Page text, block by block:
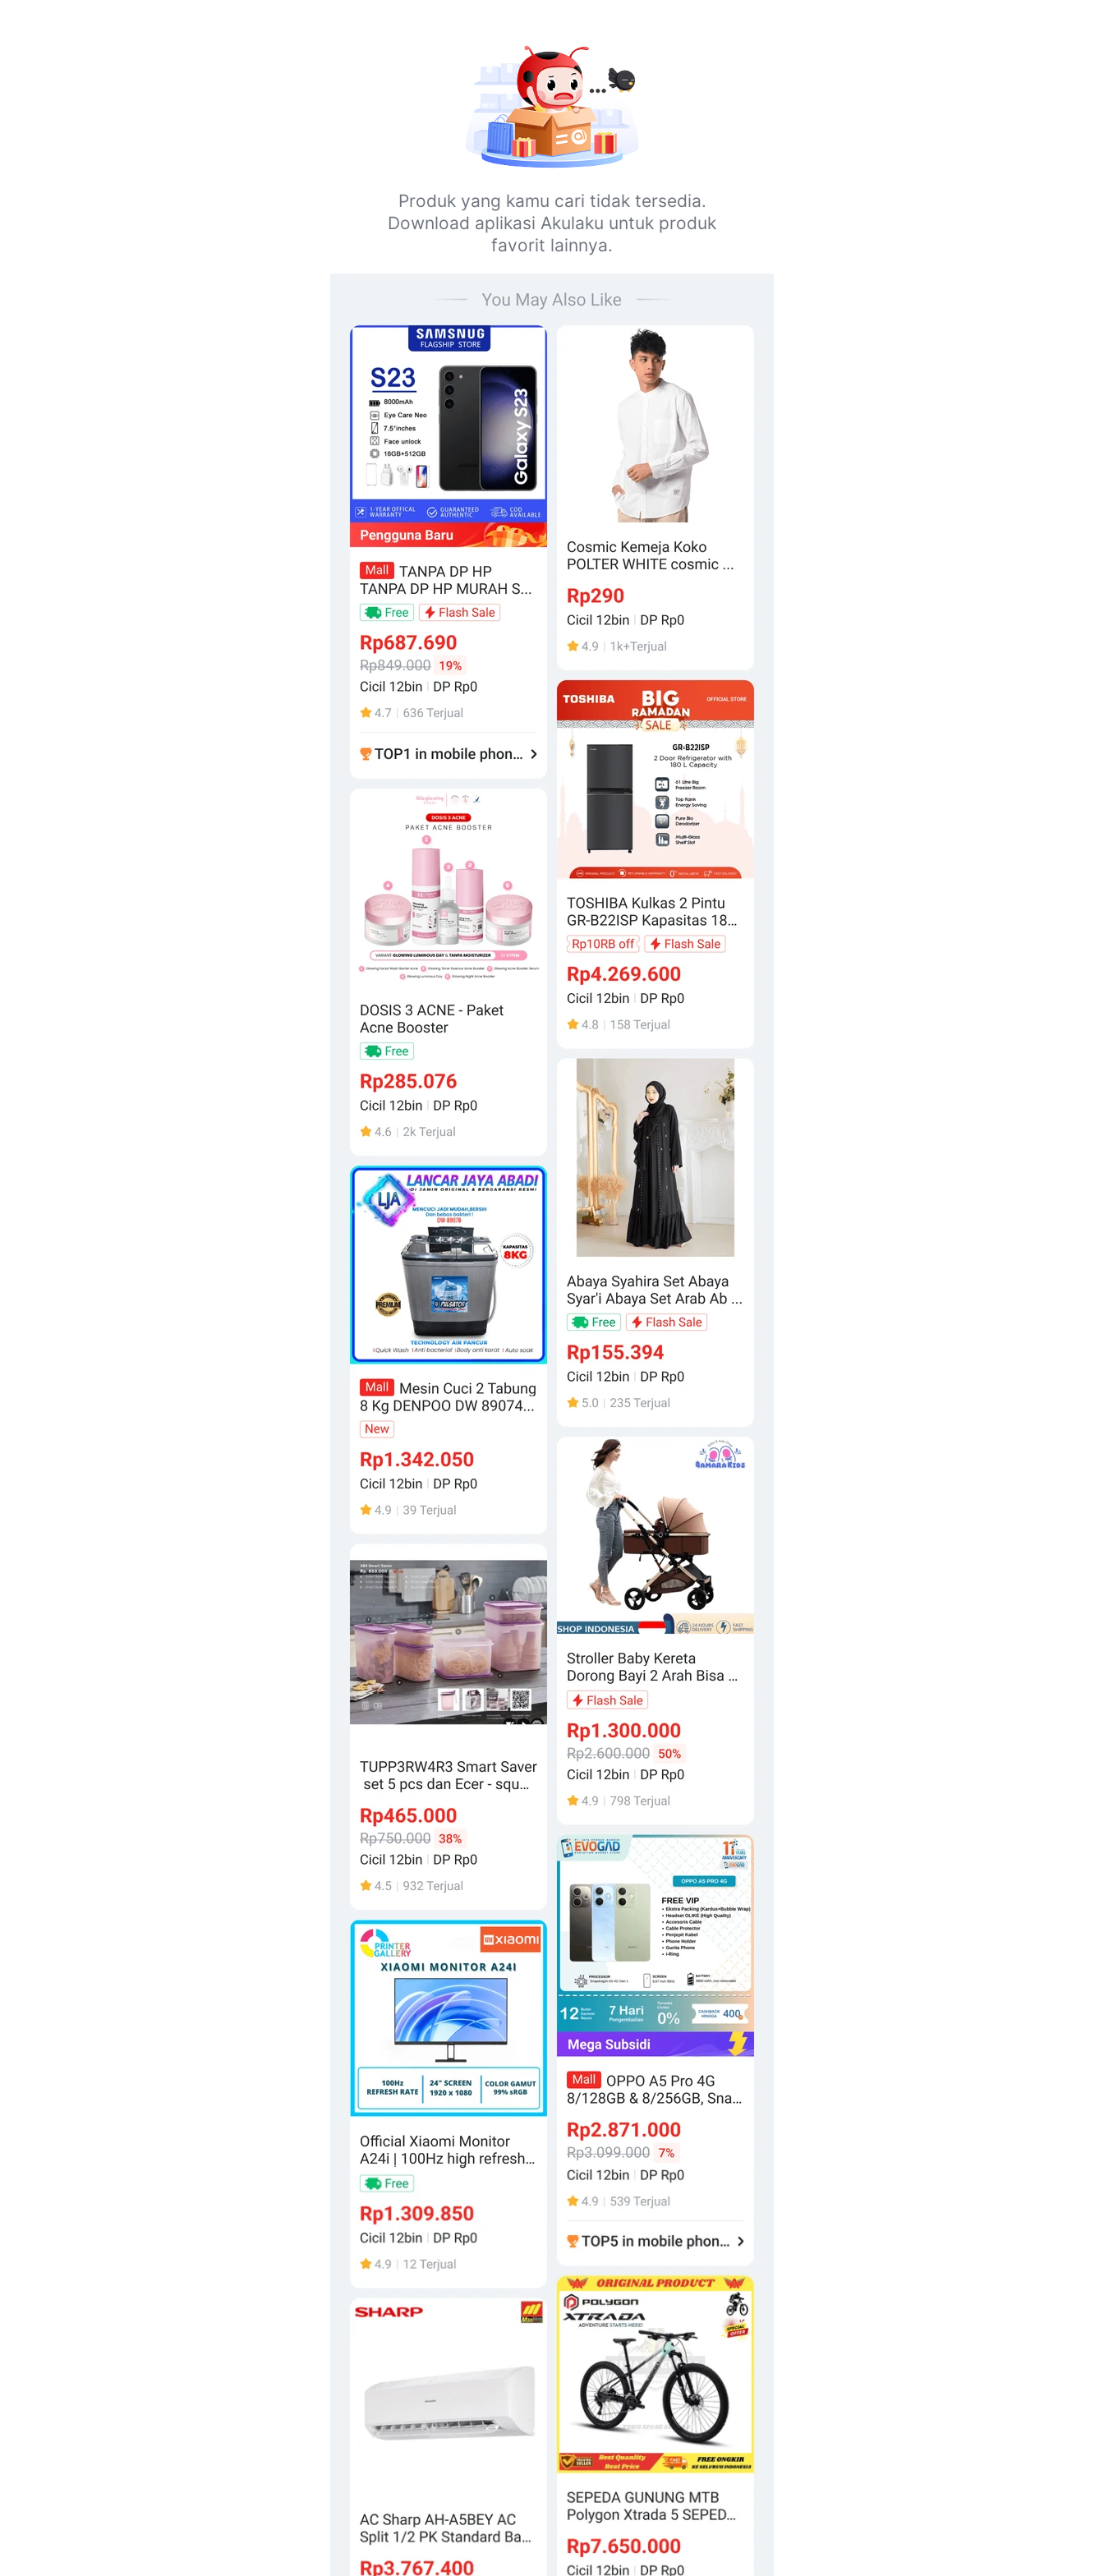
Produk yang kamu cari tidak tersedia.
Download aplikasi Akulaku untuk produk
favorit lainnya.